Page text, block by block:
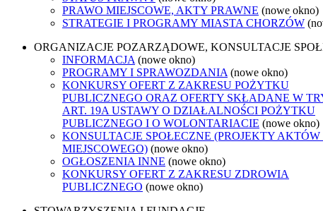
PRAWO MIEJSCOWE, AKTY PRAWNE (nowe okno)
STRATEGIE I PROGRAMY MIASTA CHORZÓW
ORGANIZACJE POZARZĄDOWE, KONSULTACJE
INFORMACJA (nowe okno)
PROGRAMY I SPRAWOZDANIA (nowe okno)
KONKURSY OFERT Z ZAKRESU POŻYTKU
PUBLICZNEGO ORAZ OFERTY SKŁADANE W
ART. 19A USTAWY O DZIAŁALNOŚCI POŻYTKU
PUBLICZNEGO I O WOLONTARIACIE (nowe okno)
KONSULTACJE SPOŁECZNE (PROJEKTY AKTÓW
MIEJSCOWEGO) (nowe okno)
OGŁOSZENIA INNE (nowe okno)
KONKURSY OFERT Z ZAKRESU ZDROWIA
PUBLICZNEGO (nowe okno)